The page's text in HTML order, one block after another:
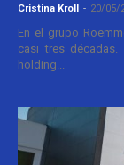
Cristina Kroll - 20/05/
En el grupo
casi tres décadas.
holding...